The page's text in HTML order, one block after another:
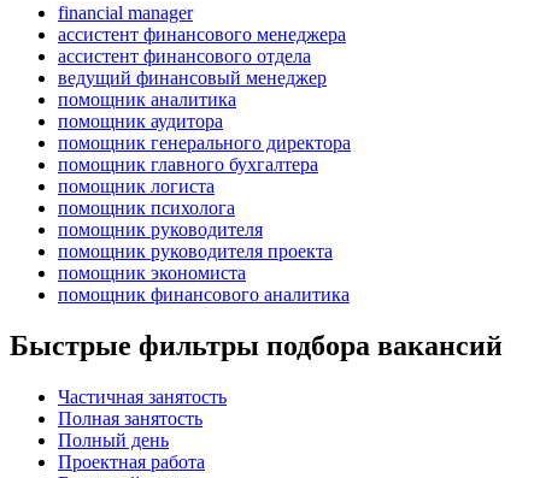
financial manager
ассистент финансового менеджера
ассистент финансового отдела
ведущий финансовый менеджер
помощник аналитика
помощник аудитора
помощник генерального директора
помощник главного бухгалтера
помощник логиста
помощник психолога
помощник руководителя
помощник руководителя проекта
помощник экономиста
помощник финансового аналитика
Быстрые фильтры подбора вакансий
Частичная занятость
Полная занятость
Полный день
Проектная работа